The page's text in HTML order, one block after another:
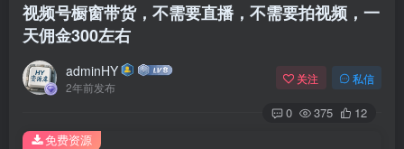
视频号橱窗带货，不需要直播，不需要拍视频，一
天佣金300左右
adminHY
2年前发布
关注 私信
0 375 12
免费资源